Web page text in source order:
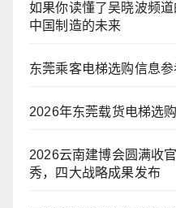
如果你读懂了吴晓波频道
中国制造的未来
东莞乘客电梯选购信息
2026年东莞载货电梯选
2026云南建博会圆满收
秀，四大战略成果发布